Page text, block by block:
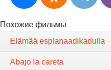
Похожие фильмы
Elämää esplanaadikadulla
Abajo la careta